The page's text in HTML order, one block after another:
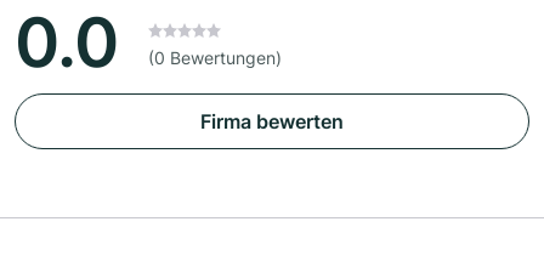
0.0 (0 Bewertungen)
Firma bewerten